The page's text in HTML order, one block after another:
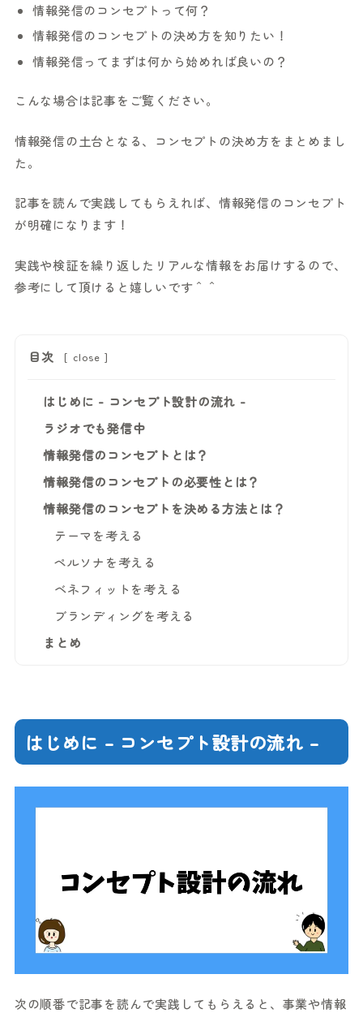
情報発信のコンセプトって何？
情報発信のコンセプトの決め方を知りたい！
情報発信ってまずは何から始めれば良いの？
こんな場合は記事をご覧ください。
情報発信の土台となる、コンセプトの決め方をまとめまし
た。
記事を読んで実践してもらえれば、情報発信のコンセプト
が明確になります！
実践や検証を繰り返したリアルな情報をお届けするので、
参考にして頂けると嬉しいです＾＾
目次 [ close ]
はじめに - コンセプト設計の流れ -
ラジオでも発信中
情報発信のコンセプトとは？
情報発信のコンセプトの必要性とは？
情報発信のコンセプトを決める方法とは？
テーマを考える
ペルソナを考える
ベネフィットを考える
ブランディングを考える
まとめ
はじめに – コンセプト設計の流れ –
次の順番で記事を読んで実践してもらえると、事業や情報